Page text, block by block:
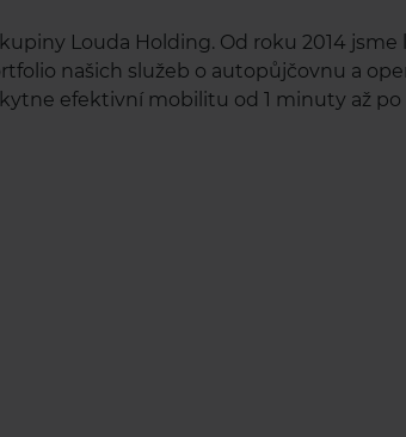
Louda Holding. Od roku 2014
našich služeb o autopůjčovnu a
efektivní mobilitu od 1 minuty až po